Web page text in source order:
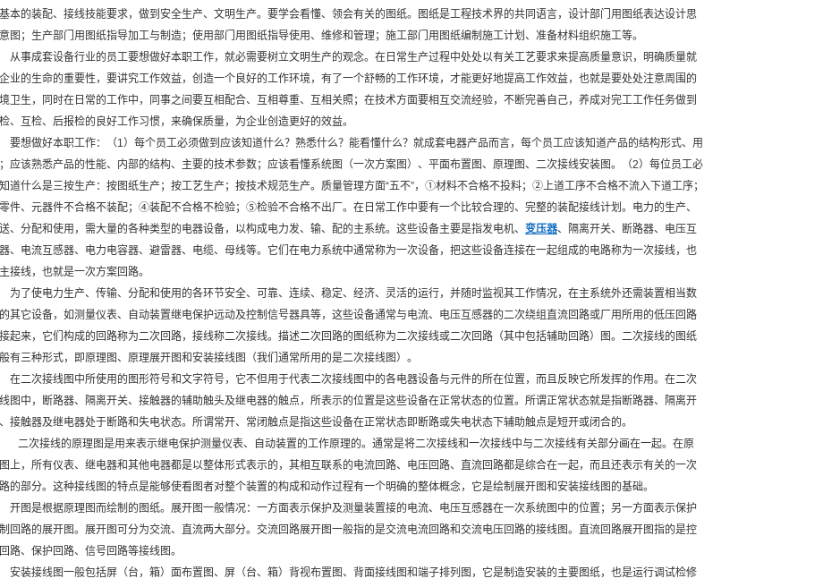
本的装配、接线技能要求，做到安全生产、文明生产。要学会看懂、领会有关的图纸。图纸是工程技术界的共同语言，设计部门用图纸表达设计思
图；生产部门用图纸指导加工与制造；使用部门用图纸指导使用、维修和管理；施工部门用图纸编制施工计划、准备材料组织施工等。
从事成套设备行业的员工要想做好本职工作，就必需要树立文明生产的观念。在日常生产过程中处处以有关工艺要求来提高质量意识，明确质量就
业的生命的重要性，要讲究工作效益，创造一个良好的工作环境，有了一个舒畅的工作环境，才能更好地提高工作效益，也就是要处处注意周围的
卫生，同时在日常的工作中，同事之间要互相配合、互相尊重、互相关照；在技术方面要相互交流经验，不断完善自己，养成对完工工作任务做到
、互检、后报检的良好工作习惯，来确保质量，为企业创造更好的效益。
要想做好本职工作：（1）每个员工必须做到应该知道什么？熟悉什么？能看懂什么？就成套电器产品而言，每个员工应该知道产品的结构形式、用
应该熟悉产品的性能、内部的结构、主要的技术参数；应该看懂系统图（一次方案图）、平面布置图、原理图、二次接线安装图。（2）每位员工必
道什么是三按生产：按图纸生产；按工艺生产；按技术规范生产。质量管理方面“五不”，①材料不合格不投料；②上道工序不合格不流入下道工序；
件、元器件不合格不装配；④装配不合格不检验；⑤检验不合格不出厂。在日常工作中要有一个比较合理的、完整的装配接线计划。电力的生产、
、分配和使用，需大量的各种类型的电器设备，以构成电力发、输、配的主系统。这些设备主要是指发电机、 变压器、隔离开关、断路器、电压互
、电流互感器、电力电容器、避雷器、电缆、母线等。它们在电力系统中通常称为一次设备，把这些设备连接在一起组成的电路称为一次接线，也
接线，也就是一次方案回路。
为了使电力生产、传输、分配和使用的各环节安全、可靠、连续、稳定、经济、灵活的运行，并随时监视其工作情况，在主系统外还需装置相当数
其它设备，如测量仪表、自动装置继电保护远动及控制信号器具等，这些设备通常与电流、电压互感器的二次绕组直流回路或厂用所用的低压回路
起来，它们构成的回路称为二次回路，接线称二次接线。描述二次回路的图纸称为二次接线或二次回路（其中包括辅助回路）图。二次接线的图纸
有三种形式，即原理图、原理展开图和安装接线图（我们通常所用的是二次接线图）。
在二次接线图中所使用的图形符号和文字符号，它不但用于代表二次接线图中的各电器设备与元件的所在位置，而且反映它所发挥的作用。在二次
图中，断路器、隔离开关、接触器的辅助触头及继电器的触点，所表示的位置是这些设备在正常状态的位置。所谓正常状态就是指断路器、隔离开
接触器及继电器处于断路和失电状态。所谓常开、常闭触点是指这些设备在正常状态即断路或失电状态下辅助触点是短开或闭合的。
二次接线的原理图是用来表示继电保护测量仪表、自动装置的工作原理的。通常是将二次接线和一次接线中与二次接线有关部分画在一起。在原
上，所有仪表、继电器和其他电器都是以整体形式表示的，其相互联系的电流回路、电压回路、直流回路都是综合在一起，而且还表示有关的一次
的部分。这种接线图的特点是能够使看图者对整个装置的构成和动作过程有一个明确的整体概念，它是绘制展开图和安装接线图的基础。
开图是根据原理图而绘制的图纸。展开图一般情况：一方面表示保护及测量装置接的电流、电压互感器在一次系统图中的位置；另一方面表示保护
回路的展开图。展开图可分为交流、直流两大部分。交流回路展开图一般指的是交流电流回路和交流电压回路的接线图。直流回路展开图指的是控
路、保护回路、信号回路等接线图。
安装接线图一般包括屏（台，箱）面布置图、屏（台、箱）背视布置图、背面接线图和端子排列图，它是制造安装的主要图纸，也是运行调试检修